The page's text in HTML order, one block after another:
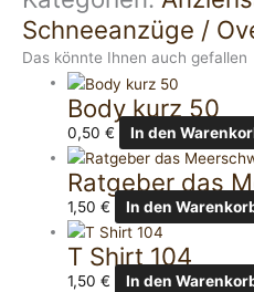
Schneeanzüge /
Das könnte Ihnen auch gefallen
Body kurz 50
0,50€ In den
Ratgeber das
1,50€ In den
T Shirt 104
1,50€ In den